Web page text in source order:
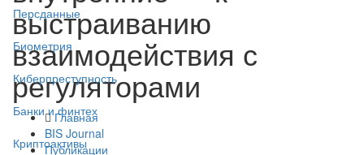
Персданные
Биометрия
Киберпреступность
Банки и финтех
Криптоактивы
выстраиванию
взаимодействия с
регуляторами
Главная
BIS Journal
Публикации